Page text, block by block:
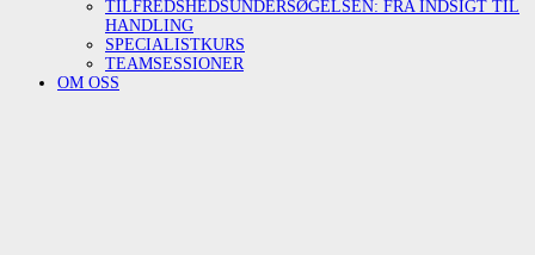
TILFREDSHEDSUNDERSØGELSEN: FRA INDSIGT TIL
HANDLING
SPECIALISTKURS
TEAMSESSIONER
OM OSS